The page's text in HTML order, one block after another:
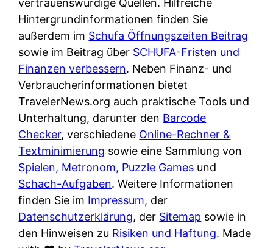
i
t
e
e
t
s
i
e
ü
c
h
e
n
t
i
s
c
h
e
n
d
e
Hintergrundinformationen finden Sie
außerdem im Schufa Öffnungszeiten Beitrag
sowie im Beitrag über SCHUFA-Fristen und
Finanzen verbessern. Neben Finanz- und
Verbraucherinformationen bietet
TravelerNews.org auch praktische Tools und
Unterhaltung, darunter den Barcode
Checker, verschiedene Online-Rechner &
Textminimierung sowie eine Sammlung von
Spielen, Metronom, Puzzle Games und
Schach-Aufgaben. Weitere Informationen
finden Sie im Impressum, der
Datenschutzerklärung, der Sitemap sowie in
den Hinweisen zu Risiken und Haftung. Made